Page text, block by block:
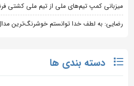
میزبانی کمپ تیم‌های ملی از تیم ملی کشتی
رضایی: به لطف خدا توانستم خوشرنگ‌ترین
دسته بندی ها